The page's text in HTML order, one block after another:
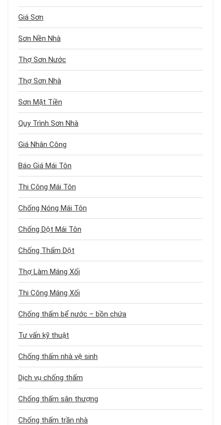
Giá Sơn
Sơn Nền Nhà
Thợ Sơn Nước
Thợ Sơn Nhà
Sơn Mặt Tiền
Quy Trình Sơn Nhà
Giá Nhân Công
Báo Giá Mái Tôn
Thi Công Mái Tôn
Chống Nóng Mái Tôn
Chống Dột Mái Tôn
Chống Thấm Dột
Thợ Làm Máng Xối
Thi Công Máng Xối
Chống thấm bể nước – bồn chứa
Tư vấn kỹ thuật
Chống thấm nhà vệ sinh
Dịch vụ chống thấm
Chống thấm sân thượng
Chống thấm trần nhà